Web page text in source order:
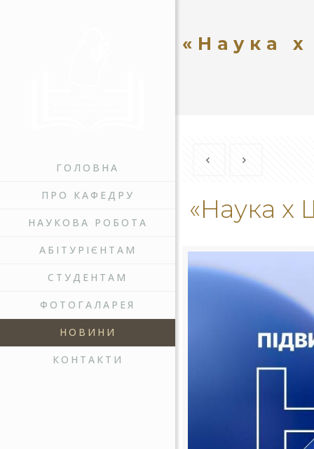
ГОЛОВНА
ПРО КАФЕДРУ
НАУКОВА РОБОТА
АБІТУРІЄНТАМ
СТУДЕНТАМ
ФОТОГАЛАРЕЯ
НОВИНИ
КОНТАКТИ
«Наука
«Наука х